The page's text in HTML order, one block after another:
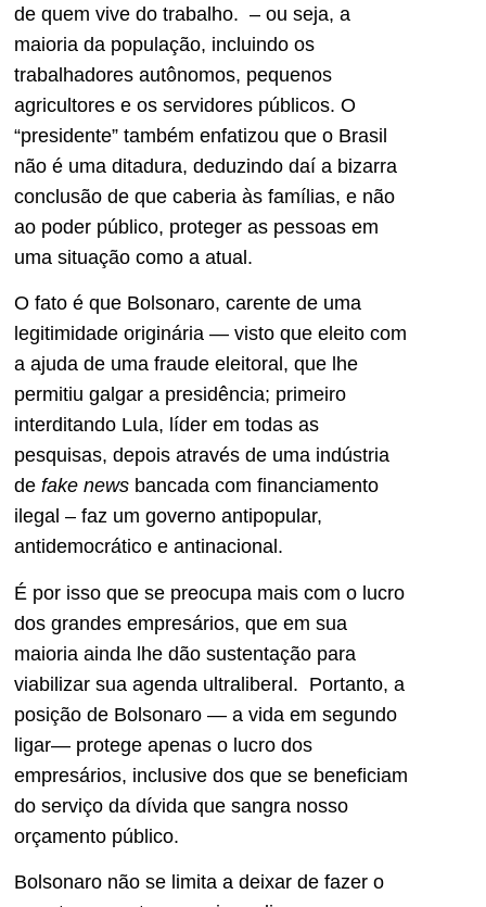
de quem vive do trabalho. – ou seja, a
maioria da população, incluindo os
trabalhadores autônomos, pequenos
agricultores e os servidores públicos. O
“presidente” também enfatizou que o Brasil
não é uma ditadura, deduzindo daí a bizarra
conclusão de que caberia às famílias, e não
ao poder público, proteger as pessoas em
uma situação como a atual.
O fato é que Bolsonaro, carente de uma
legitimidade originária — visto que eleito com
a ajuda de uma fraude eleitoral, que lhe
permitiu galgar a presidência; primeiro
interditando Lula, líder em todas as
pesquisas, depois através de uma indústria
de fake news bancada com financiamento
ilegal – faz um governo antipopular,
antidemocrático e antinacional.
É por isso que se preocupa mais com o lucro
dos grandes empresários, que em sua
maioria ainda lhe dão sustentação para
viabilizar sua agenda ultraliberal. Portanto, a
posição de Bolsonaro — a vida em segundo
ligar— protege apenas o lucro dos
empresários, inclusive dos que se beneficiam
do serviço da dívida que sangra nosso
orçamento público.
Bolsonaro não se limita a deixar de fazer o